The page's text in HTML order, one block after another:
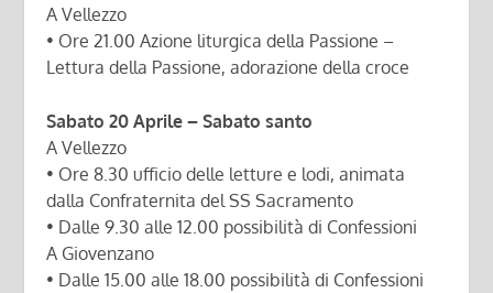
A Vellezzo
• Ore 21.00 Azione liturgica della Passione –
Lettura della Passione, adorazione della croce
Sabato 20 Aprile – Sabato santo
A Vellezzo
• Ore 8.30 ufficio delle letture e lodi, animata
dalla Confraternita del SS Sacramento
• Dalle 9.30 alle 12.00 possibilità di Confessioni
A Giovenzano
• Dalle 15.00 alle 18.00 possibilità di Confessioni